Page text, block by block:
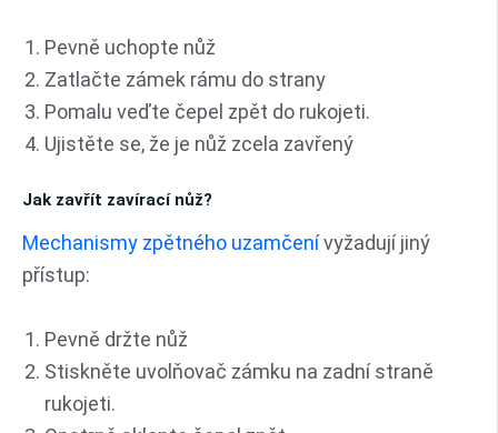
Pevně uchopte nůž
Zatlačte zámek rámu do strany
Pomalu veďte čepel zpět do rukojeti.
Ujistěte se, že je nůž zcela zavřený
Jak zavřít zavírací nůž?
Mechanismy zpětného uzamčenívyžadují jiný
přístup:
Pevně držte nůž
Stiskněte uvolňovač zámku na zadní straně
rukojeti.